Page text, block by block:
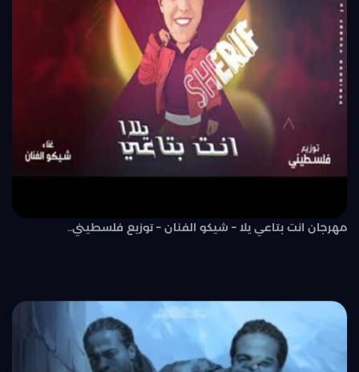
مهرجان انت بتاعي يلا – شيكو الفنان – توزيع فلسطيني..